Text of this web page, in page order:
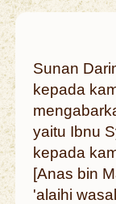
Sunan
kepada
yaitu Ibnu
kepada
[Anas bin
'alaihi